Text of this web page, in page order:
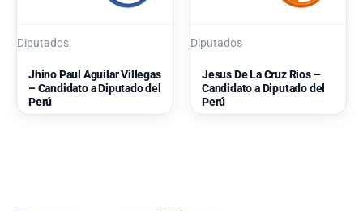
Diputados
Jhino Paul Aguilar Villegas
– Candidato a Diputado del
Perú
Diputados
Jesus De La Cruz Rios –
Candidato a Diputado del
Perú